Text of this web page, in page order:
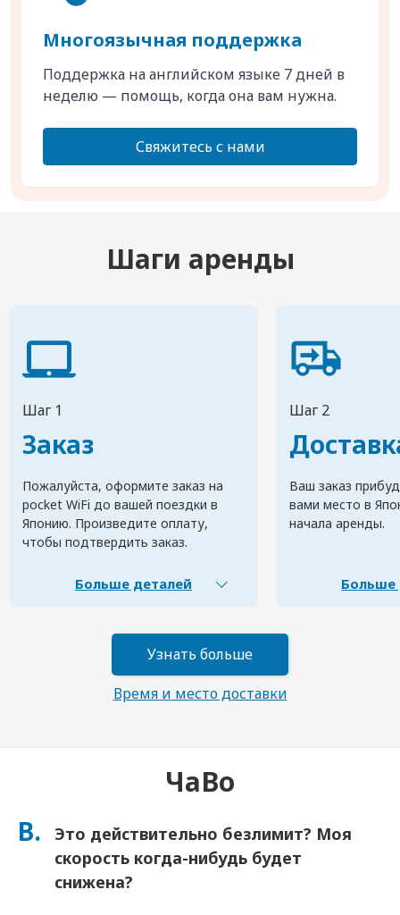
Многоязычная поддержка
Поддержка на английском языке 7 дней в
неделю — помощь, когда она вам нужна.
Свяжитесь с нами
Шаги аренды
Шаг 1
Заказ
Пожалуйста, оформите заказ на
pocket WiFi до вашей поездки в
Японию. Произведите оплату,
чтобы подтвердить заказ.
Больше деталей
Шаг 2
Ваш заказ
вами место в
начала аренды.
Больше
Узнать больше
Время и место доставки
ЧаВо
В.
Это действительно безлимит? Моя
скорость когда-нибудь будет
снижена?